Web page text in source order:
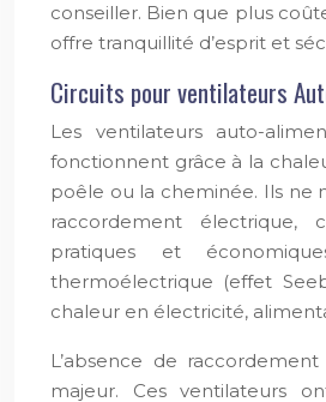
conseiller. Bien que plus
offre tranquillité d’esprit et
Circuits pour ventilateurs
Les ventilateurs auto-
fonctionnent grâce à la
poêle ou la cheminée. Ils ne
raccordement
pratiques et
thermoélectrique (effet
chaleur en électricité,
L’absence de
majeur. Ces ventilateurs